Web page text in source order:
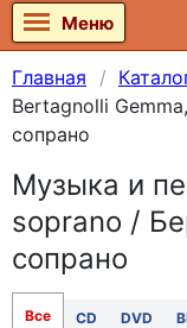
Меню
Главная
Bertagnolli
сопрано
Музыка и
soprano /
сопрано
Все CD DVD